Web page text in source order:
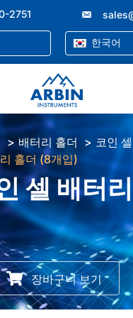
2751
한국어
배터리 홀더
코인 셀
홀더 (8개입)
셀 배터
장바구니 보기